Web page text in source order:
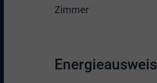
Zimmer
Energieausweis